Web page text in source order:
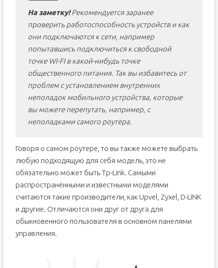
На заметку!Рекомендуется заранее
проверить работоспособность устройств и как
они подключаются к сети, например
попытавшись подключиться к свободной
точке WI-FI в какой-нибудь точке
общественного питания. Так вы избавитесь от
проблем с установлением внутренних
неполадок мобильного устройства, которые
вы можете перепутать, например, с
неполадками самого роутера.
Говоря о самом роутере, то вы также можете выбрать
любую подходящую для себя модель, это не
обязательно может быть Tp-Link. Самыми
распространёнными и известными моделями
считаются такие производители, как Upvel, Zyxel, D-LINK
и другие. Отличаются они друг от друга для
обыкновенного пользователя в основном панелями
управления.